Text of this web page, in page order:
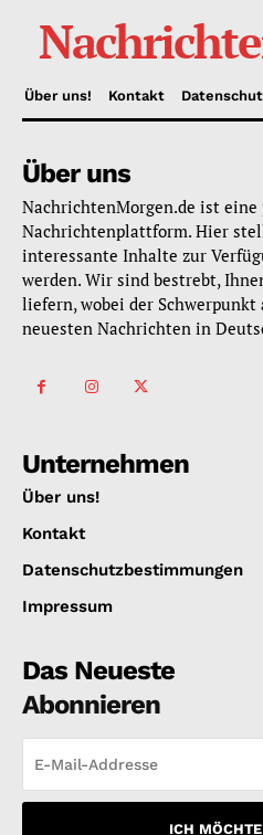
Über uns! Kontakt
Über uns
NachrichtenMorgen.de ist eine
Nachrichtenplattform. Hier
interessante Inhalte zur
werden. Wir sind bestrebt,
liefern, wobei der
neuesten Nachrichten in
Unternehmen
Über uns!
Kontakt
Datenschutzbestimmungen
Impressum
Das Neueste
Abonnieren
ICH